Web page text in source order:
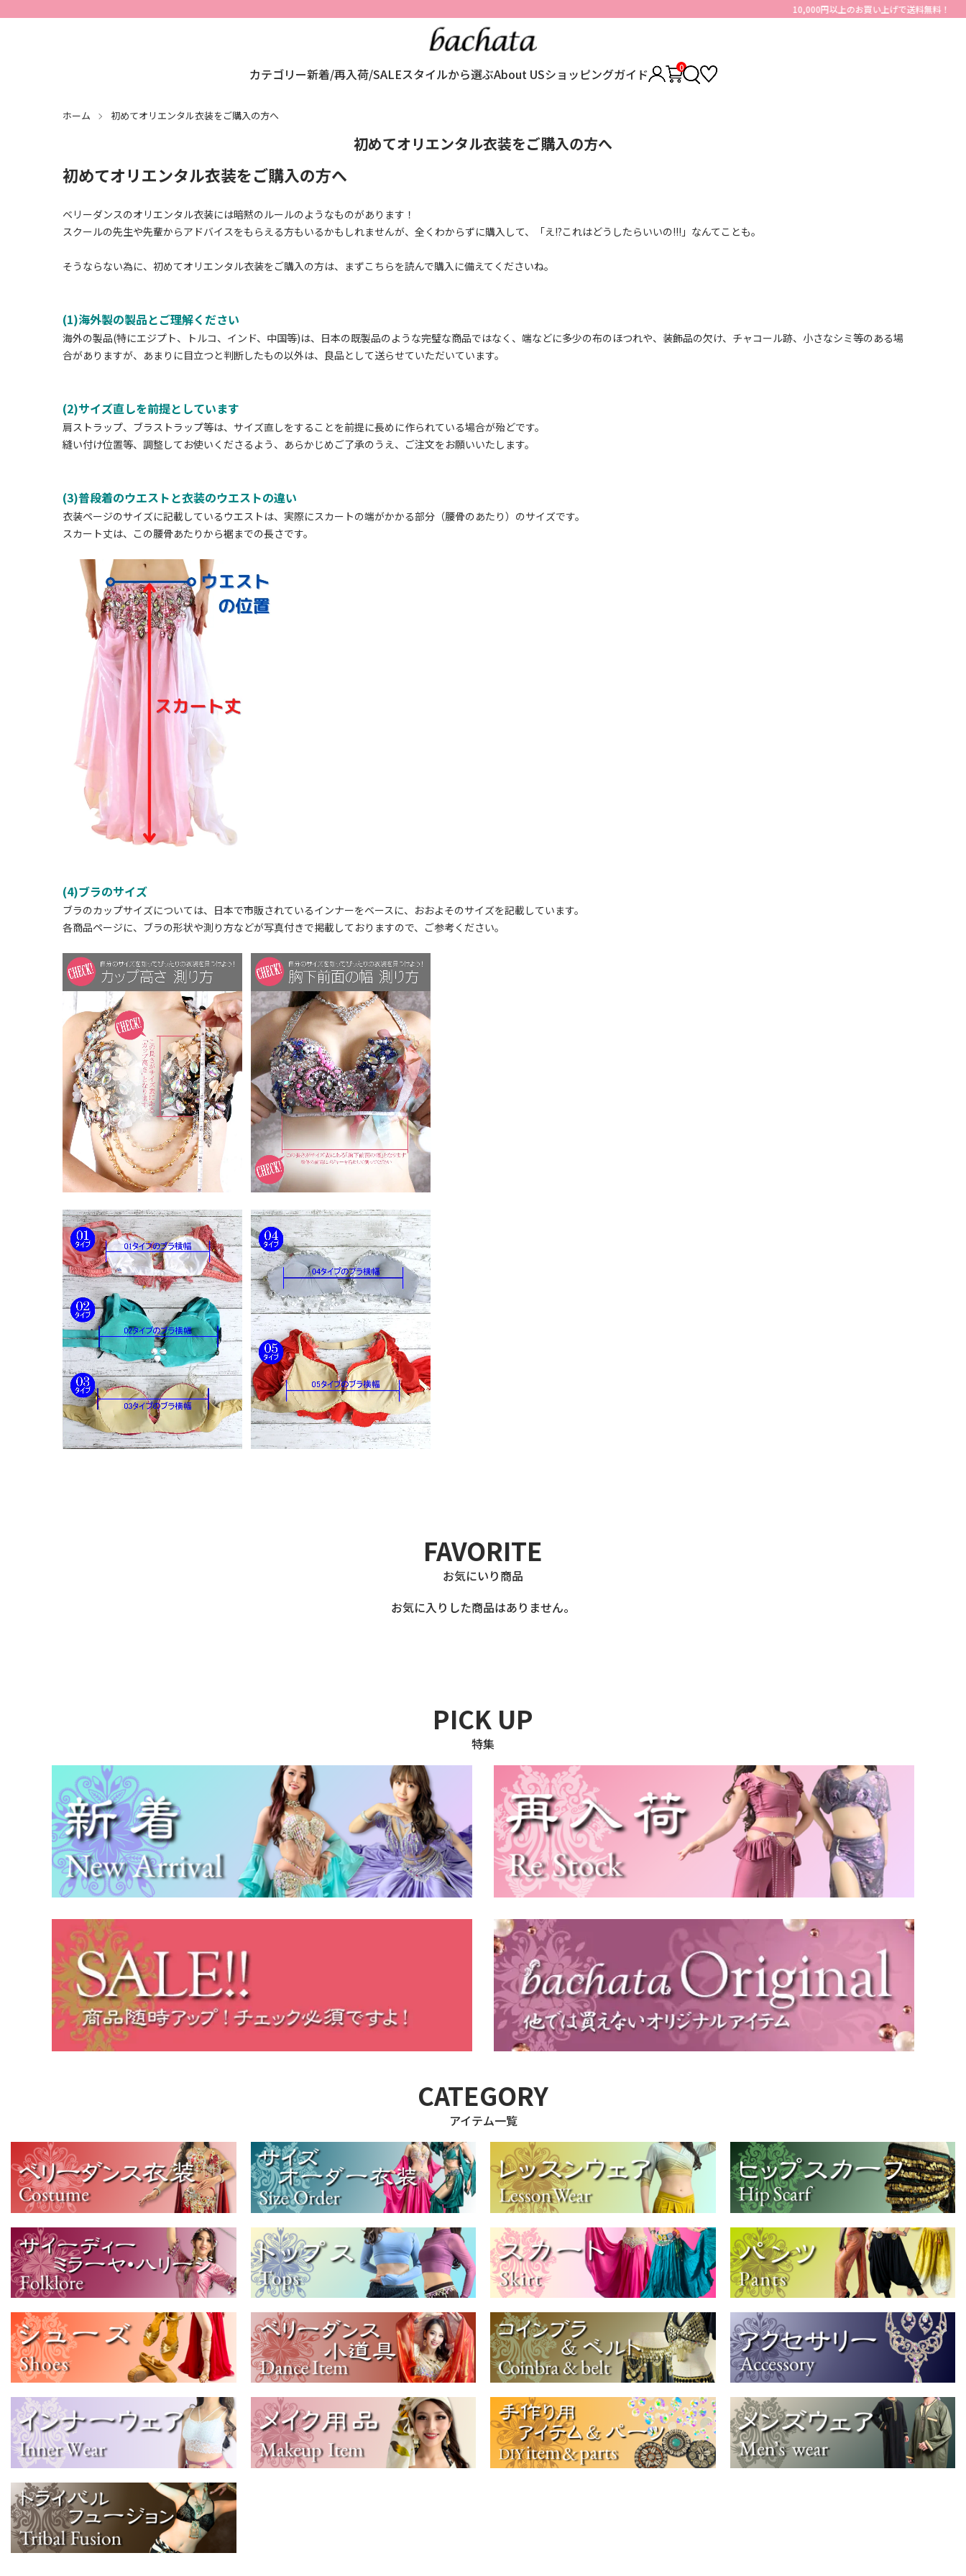
カテゴリー新着/再入荷/SALEスタイルから選ぶAbout USショッピングガイド 0
ホーム 初めてオリエンタル衣装をご購入の方へ
初めてオリエンタル衣装をご購入の方へ
初めてオリエンタル衣装をご購入の方へ
ベリーダンスのオリエンタル衣装には暗黙のルールのようなものがあります！
スクールの先生や先輩からアドバイスをもらえる方もいるかもしれませんが、全くわからずに購入して、「え!?これはどうしたらいいの!!!」なんてことも。
そうならない為に、初めてオリエンタル衣装をご購入の方は、まずこちらを読んで購入に備えてくださいね。
(1)海外製の製品とご理解ください
海外の製品(特にエジプト、トルコ、インド、中国等)は、日本の既製品のような完璧な商品ではなく、端などに多少の布のほつれや、装飾品の欠け、チャコール跡、小さなシミ等のある場
合がありますが、あまりに目立つと判断したもの以外は、良品として送らせていただいています。
(2)サイズ直しを前提としています
肩ストラップ、ブラストラップ等は、サイズ直しをすることを前提に長めに作られている場合が殆どです。
縫い付け位置等、調整してお使いくださるよう、あらかじめご了承のうえ、ご注文をお願いいたします。
(3)普段着のウエストと衣装のウエストの違い
衣装ページのサイズに記載しているウエストは、実際にスカートの端がかかる部分（腰骨のあたり）のサイズです。
スカート丈は、この腰骨あたりから裾までの長さです。
(4)ブラのサイズ
ブラのカップサイズについては、日本で市販されているインナーをベースに、おおよそのサイズを記載しています。
各商品ページに、ブラの形状や測り方などが写真付きで掲載しておりますので、ご参考ください。
FAVORITE
お気にいり商品
お気に入りした商品はありません。
PICK UP
特集
CATEGORY
アイテム一覧